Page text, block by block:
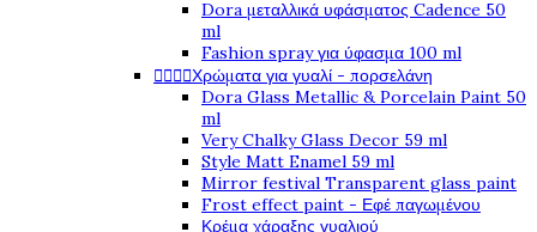
Dora μεταλλικά υφάσματος Cadence 50
ml
Fashion spray για ύφασμα 100 ml
Χρώματα για γυαλί - πορσελάνη
Dora Glass Metallic & Porcelain Paint 50
ml
Very Chalky Glass Decor 59 ml
Style Matt Enamel 59 ml
Mirror festival Transparent glass paint
Frost effect paint - Εφέ παγωμένου
Κρέμα χάραξης γυαλιού